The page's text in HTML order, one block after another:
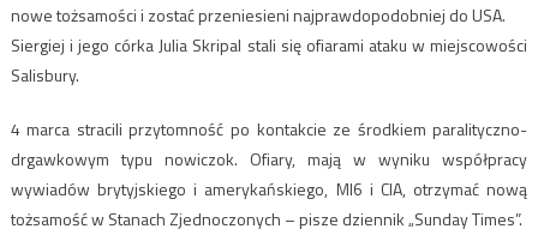
nowe tożsamości i zostać przeniesieni najprawdopodobniej do USA.
Siergiej i jego córka Julia Skripal stali się ofiarami ataku w miejscowości
Salisbury.
4 marca stracili przytomność po kontakcie ze środkiem paralityczno-
drgawkowym typu nowiczok. Ofiary, mają w wyniku współpracy
wywiadów brytyjskiego i amerykańskiego, MI6 i CIA, otrzymać nową
tożsamość w Stanach Zjednoczonych – pisze dziennik „Sunday Times”.